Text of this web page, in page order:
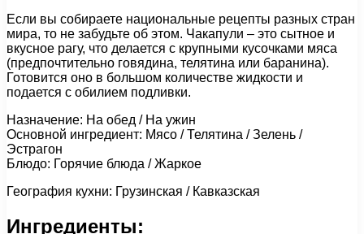
Если вы собираете национальные рецепты разных стран
мира, то не забудьте об этом. Чакапули – это сытное и
вкусное рагу, что делается с крупными кусочками мяса
(предпочтительно говядина, телятина или баранина).
Готовится оно в большом количестве жидкости и
подается с обилием подливки.
Назначение: На обед / На ужин
Основной ингредиент: Мясо / Телятина / Зелень /
Эстрагон
Блюдо: Горячие блюда / Жаркое
География кухни: Грузинская / Кавказская
Ингредиенты: